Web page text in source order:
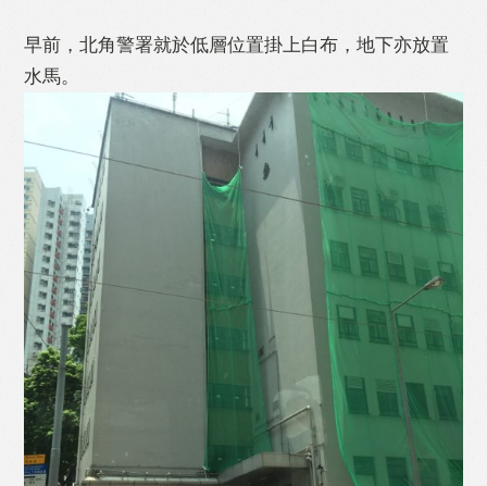
早前，北角警署就於低層位置掛上白布，地下亦放置
水馬。